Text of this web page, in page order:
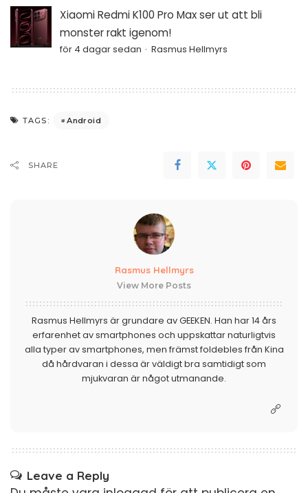
Xiaomi Redmi K100 Pro Max ser ut att bli
monster rakt igenom!
för 4 dagar sedan Rasmus Hellmyrs
TAGS: Android
SHARE
Rasmus Hellmyrs
View More Posts
Rasmus Hellmyrs är grundare av GEEKEN. Han har 14 års
erfarenhet av smartphones och uppskattar naturligtvis
alla typer av smartphones, men främst foldebles från Kina
då hårdvaran i dessa är väldigt bra samtidigt som
mjukvaran är något utmanande.
Leave a Reply